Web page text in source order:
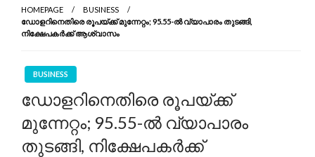
HOMEPAGE
BUSINESS
ഡോളറിനെതിരെ രൂപയ്ക്ക് മുന്നേറ്റം; 95.55-ൽ വ്യാപാരം തുടങ്ങി,
നിക്ഷേപകർക്ക് ആശ്വാസം
BUSINESS
ഡോളറിനെതിരെ രൂപയ്ക്ക്
മുന്നേറ്റം; 95.55-ൽ വ്യാപാരം
തുടങ്ങി, നിക്ഷേപകർക്ക്